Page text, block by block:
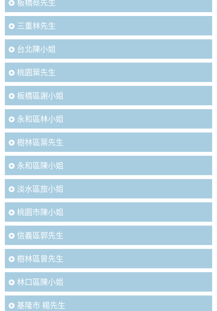
板橋蔡先生
三重林先生
台北陳小姐
桃園葉先生
板橋區謝小姐
永和區林小姐
樹林區葉先生
永和區陳小姐
淡水區旅小姐
桃園市陳小姐
信義區郭先生
樹林區曾先生
林口區陳小姐
基隆市 楊先生